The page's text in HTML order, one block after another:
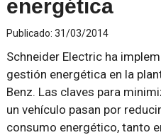
energética
Publicado: 31/03/2014
Schneider Electric ha
gestión energética en la
Benz. Las claves para
un vehículo pasan por
consumo energético, tanto